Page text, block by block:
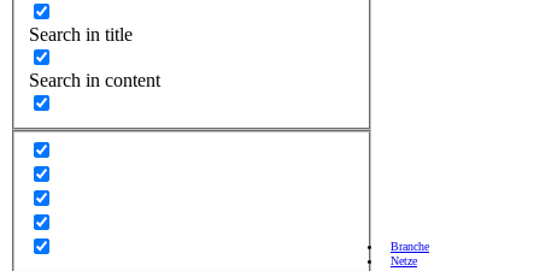
Search in title
Search in content
Branche
Netze